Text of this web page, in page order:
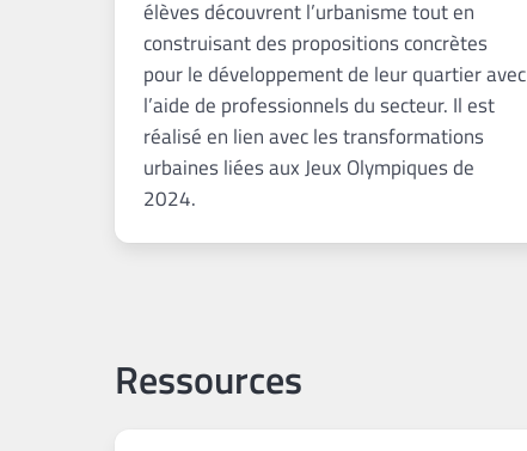
élèves découvrent l’urbanisme tout en
construisant des propositions concrètes
pour le développement de leur quartier avec
l’aide de professionnels du secteur. Il est
réalisé en lien avec les transformations
urbaines liées aux Jeux Olympiques de
2024.
Ressources